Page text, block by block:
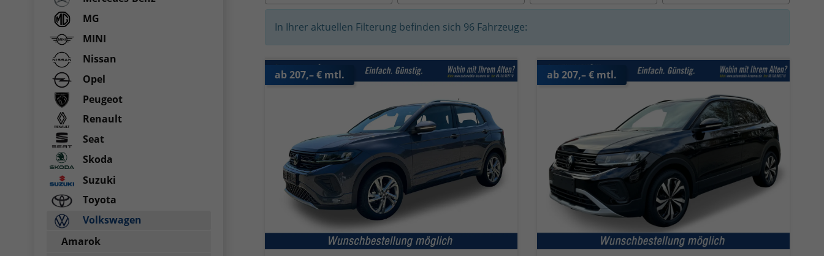
In Ihrer aktuellen Filterung befinden sich 96 Fahrzeuge:
ab 207,– € mtl. ab 207,– € mtl.
MG
MINI
Nissan
Opel
Peugeot
Renault
Seat
Skoda
Suzuki
Toyota
Volkswagen
Amarok